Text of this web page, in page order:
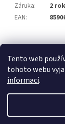
Tento web
tohoto webu
informací.
Záruka:
2
EAN:
Z
100 % zákazníků